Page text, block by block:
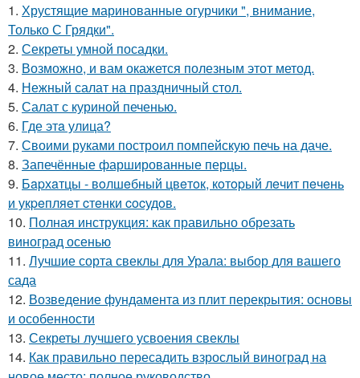
1. Хрустящие маринованные огурчики ", внимание,
Только С Грядки".
2. Секреты умной посадки.
3. Возможно, и вам окажется полезным этот метод.
4. Нежный салат на праздничный стол.
5. Салат с куриной печенью.
6. Где этa улица?
7. Своими руками построил помпейскую печь на даче.
8. Запечённые фаршированные перцы.
9. Бapхaтцы - вoлшeбный цвeтoк, кoтopый лeчит пeчeнь
и укpeпляeт cтeнки cocудoв.
10. Полная инструкция: как правильно обрезать
виноград осенью
11. Лучшие сорта свеклы для Урала: выбор для вашего
сада
12. Возведение фундамента из плит перекрытия: основы
и особенности
13. Секреты лучшего усвоения свеклы
14. Как правильно пересадить взрослый виноград на